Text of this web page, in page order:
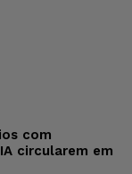
com
circularem em